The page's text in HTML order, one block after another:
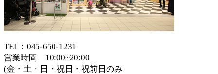
TEL：045-650-1231
営業時間 10:00~20:00
(金・土・日・祝日・祝前日のみ